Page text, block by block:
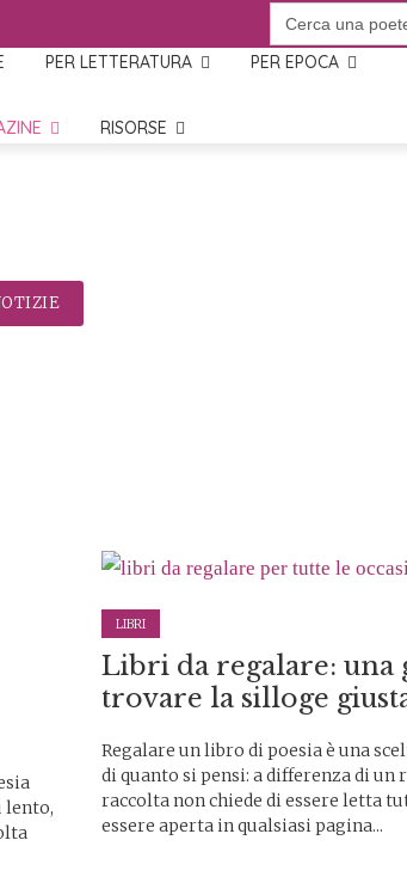
SEARCH
FOR:
PER LETTERATURA PER EPOCA
RISORSE
lento,
LIBRI
Libri da regalare: una
trovare la silloge
Regalare un libro di poesia è una
di quanto si pensi: a differenza di un
raccolta non chiede di essere letta
essere aperta in qualsiasi pagina...